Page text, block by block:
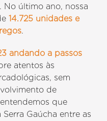
No último ano, nossa
14.725 unidades e
.
andando a passos
atentos às
sem
de
que
Gaúcha entre as